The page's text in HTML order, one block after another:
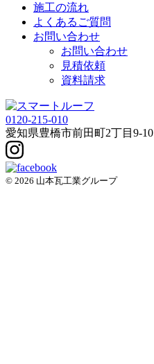
施工の流れ
よくあるご質問
お問い合わせ
お問い合わせ
見積依頼
資料請求
0120-215-010
愛知県豊橋市前田町2丁目9-10
© 2026 山本瓦工業グループ